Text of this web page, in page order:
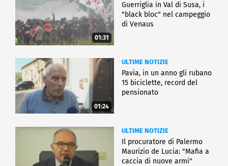
01:31
Guerriglia in Val di Susa, i
"black bloc" nel campeggio
di Venaus
01:24
ULTIME NOTIZIE
Pavia, in un anno gli rubano
15 biciclette, record del
pensionato
ULTIME NOTIZIE
Il procuratore di Palermo
Maurizio de Lucia: "Mafia a
caccia di nuove armi"